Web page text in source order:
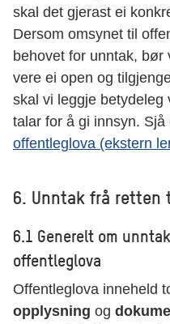
skal det gjerast ei
Dersom omsynet til
behovet for unntak, bør
vere ei open og
skal vi leggje betydeleg
talar for å gi innsyn. Sjå
offentleglova (ekstern
6. Unntak frå retten
6.1 Generelt om
offentleglova
Offentleglova inneheld
opplysning og